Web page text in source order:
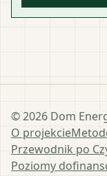
©2026 Dom
O projekcie
Przewodnik po
Poziomy